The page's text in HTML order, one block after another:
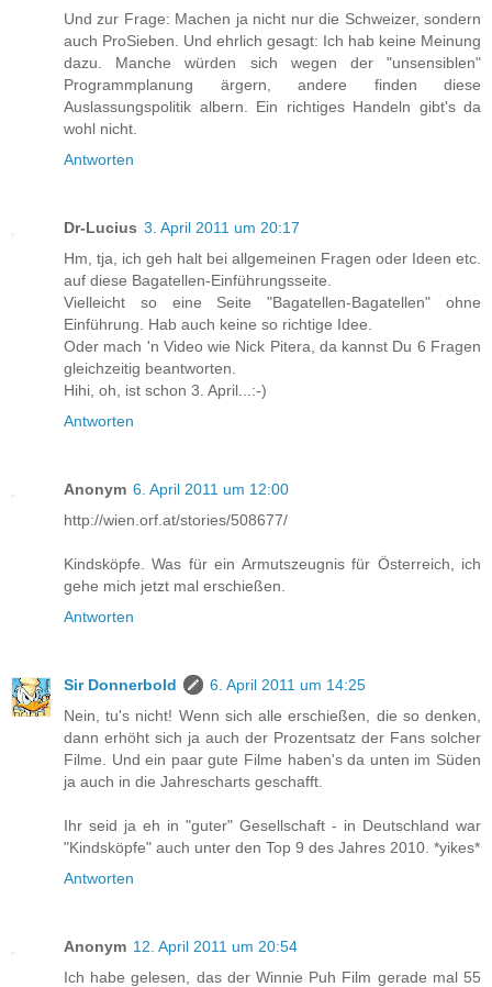
Und zur Frage: Machen ja nicht nur die Schweizer, sondern
auch ProSieben. Und ehrlich gesagt: Ich hab keine Meinung
dazu. Manche würden sich wegen der "unsensiblen"
Programmplanung ärgern, andere finden diese
Auslassungspolitik albern. Ein richtiges Handeln gibt's da
wohl nicht.
Antworten
Dr-Lucius 3. April 2011 um 20:17
Hm, tja, ich geh halt bei allgemeinen Fragen oder Ideen etc.
auf diese Bagatellen-Einführungsseite.
Vielleicht so eine Seite "Bagatellen-Bagatellen" ohne
Einführung. Hab auch keine so richtige Idee.
Oder mach 'n Video wie Nick Pitera, da kannst Du 6 Fragen
gleichzeitig beantworten.
Hihi, oh, ist schon 3. April...:-)
Antworten
Anonym 6. April 2011 um 12:00
http://wien.orf.at/stories/508677/
Kindsköpfe. Was für ein Armutszeugnis für Österreich, ich
gehe mich jetzt mal erschießen.
Antworten
Sir Donnerbold
6. April 2011 um 14:25
Nein, tu's nicht! Wenn sich alle erschießen, die so denken,
dann erhöht sich ja auch der Prozentsatz der Fans solcher
Filme. Und ein paar gute Filme haben's da unten im Süden
ja auch in die Jahrescharts geschafft.
Ihr seid ja eh in "guter" Gesellschaft - in Deutschland war
"Kindsköpfe" auch unter den Top 9 des Jahres 2010. *yikes*
Antworten
Anonym 12. April 2011 um 20:54
Ich habe gelesen, das der Winnie Puh Film gerade mal 55